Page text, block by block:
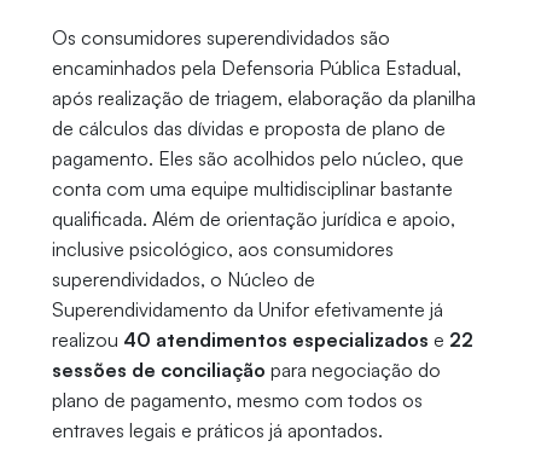
Os consumidores superendividados são
encaminhados pela Defensoria Pública Estadual,
após realização de triagem, elaboração da planilha
de cálculos das dívidas e proposta de plano de
pagamento. Eles são acolhidos pelo núcleo, que
conta com uma equipe multidisciplinar bastante
qualificada. Além de orientação jurídica e apoio,
inclusive psicológico, aos consumidores
superendividados, o Núcleo de
Superendividamento da Unifor efetivamente já
realizou 40 atendimentos especializados e 22
sessões de conciliação para negociação do
plano de pagamento, mesmo com todos os
entraves legais e práticos já apontados.